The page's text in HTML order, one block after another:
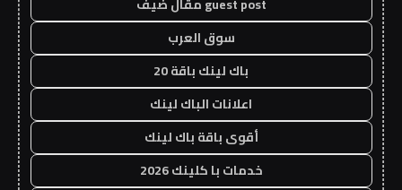
سوق العرب
باك لينك باقة 20
اعلانات الباك لينك
أقوى باقة باك لينك
خدمات با كلينك 2026